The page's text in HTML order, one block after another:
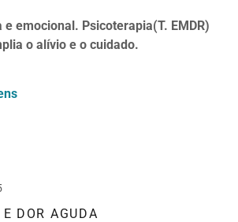
e emocional. Psicoterapia(T. EMDR)
o alívio e o cuidado.
DOR AGUDA